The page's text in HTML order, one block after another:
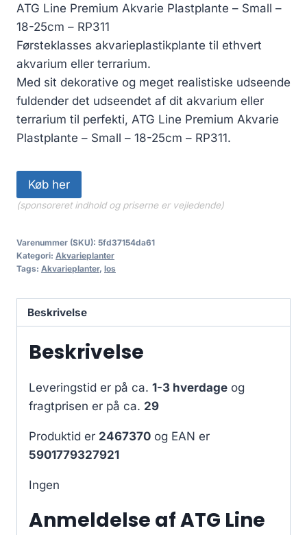
ATG Line Premium Akvarie Plastplante – Small –
18-25cm – RP311
Førsteklasses akvarieplastikplante til ethvert
akvarium eller terrarium.
Med sit dekorative og meget realistiske udseende
fuldender det udseendet af dit akvarium eller
terrarium til perfekti, ATG Line Premium Akvarie
Plastplante – Small – 18-25cm – RP311.
Køb her
(sponsoreret indhold og priserne er vejledende)
Varenummer (SKU): 5fd37154da61
Kategori: Akvarieplanter
Tags: Akvarieplanter, los
Beskrivelse
Beskrivelse
Leveringstid er på ca. 1-3 hverdage og
fragtprisen er på ca. 29
Produktid er 2467370 og EAN er
5901779327921
Ingen
Anmeldelse af ATG Line